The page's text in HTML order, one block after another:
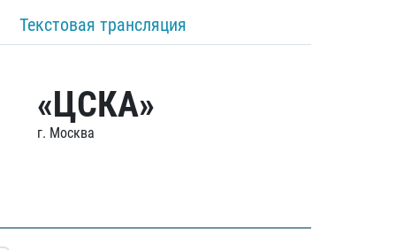
Текстовая трансляция
«ЦСКА»
г. Москва